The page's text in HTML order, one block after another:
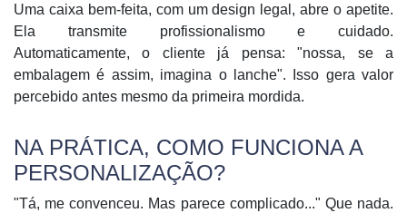
Uma caixa bem-feita, com um design legal, abre o apetite.
Ela transmite profissionalismo e cuidado.
Automaticamente, o cliente já pensa: "nossa, se a
embalagem é assim, imagina o lanche". Isso gera valor
percebido antes mesmo da primeira mordida.
NA PRÁTICA, COMO FUNCIONA A
PERSONALIZAÇÃO?
"Tá, me convenceu. Mas parece complicado..." Que nada.